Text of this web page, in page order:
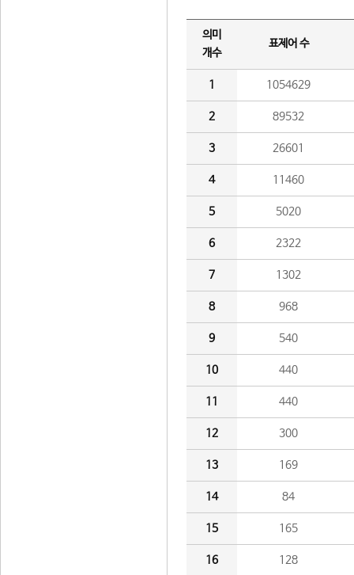
의미
개수
표제어 수
1 1054629
2 89532
3 26601
4 11460
5 5020
6 2322
7 1302
8 968
9 540
10 440
11 440
12 300
13 169
14 84
15 165
16 128